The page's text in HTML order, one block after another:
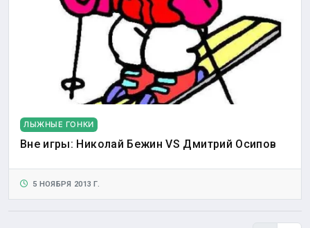
ЛЫЖНЫЕ ГОНКИ
Вне игры: Николай Бежин VS Дмитрий Осипов
5 НОЯБРЯ 2013 Г.